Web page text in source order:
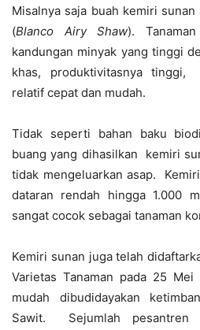
Misalnya saja buah kemiri sunan
(Blanco Airy Shaw).
kandungan minyak yang tinggi
khas, produktivitasnya tinggi,
relatif cepat dan mudah.
Tidak seperti bahan baku
buang yang dihasilkan kemiri
tidak mengeluarkan asap.
dataran rendah hingga 1.000
sangat cocok sebagai tanaman
Kemiri sunan juga telah
Varietas Tanaman pada 25
mudah dibudidayakan
Sawit. Sejumlah